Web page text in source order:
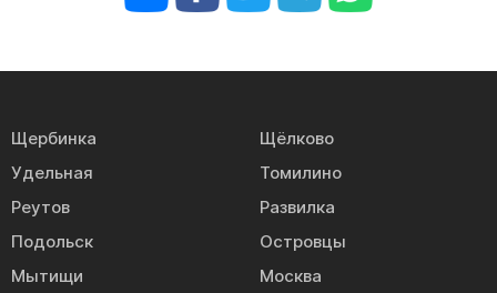
Щербинка
Щёлково
Удельная
Томилино
Реутов
Развилка
Подольск
Островцы
Мытищи
Москва